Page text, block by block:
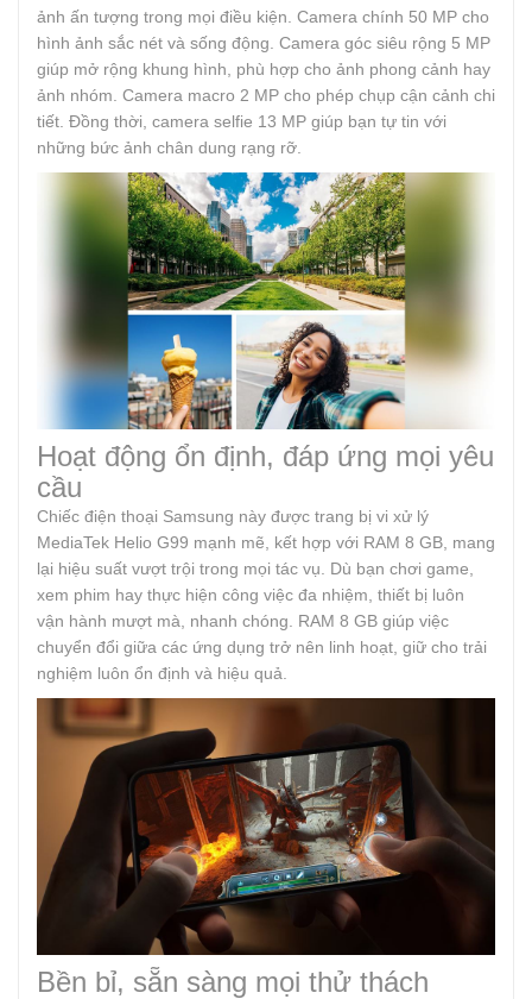
ảnh ấn tượng trong mọi điều kiện. Camera chính 50 MP cho
hình ảnh sắc nét và sống động. Camera góc siêu rộng 5 MP
giúp mở rộng khung hình, phù hợp cho ảnh phong cảnh hay
ảnh nhóm. Camera macro 2 MP cho phép chụp cận cảnh chi
tiết. Đồng thời, camera selfie 13 MP giúp bạn tự tin với
những bức ảnh chân dung rạng rỡ.
Hoạt động ổn định, đáp ứng mọi yêu
cầu
Chiếc điện thoại Samsung này được trang bị vi xử lý
MediaTek Helio G99 mạnh mẽ, kết hợp với RAM 8 GB, mang
lại hiệu suất vượt trội trong mọi tác vụ. Dù bạn chơi game,
xem phim hay thực hiện công việc đa nhiệm, thiết bị luôn
vận hành mượt mà, nhanh chóng. RAM 8 GB giúp việc
chuyển đổi giữa các ứng dụng trở nên linh hoạt, giữ cho trải
nghiệm luôn ổn định và hiệu quả.
Bền bỉ, sẵn sàng mọi thử thách